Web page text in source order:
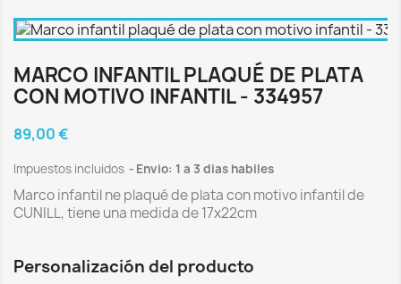
MARCO INFANTIL PLAQUÉ DE PLATA
CON MOTIVO INFANTIL - 334957
89,00 €
Impuestos incluidos Envio: 1 a 3 dias habiles
Marco infantil ne plaqué de plata con motivo infantil de
CUNILL, tiene una medida de 17x22cm
Personalización del producto